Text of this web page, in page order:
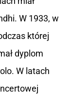
W 1933, w
której
dyplom
W latach